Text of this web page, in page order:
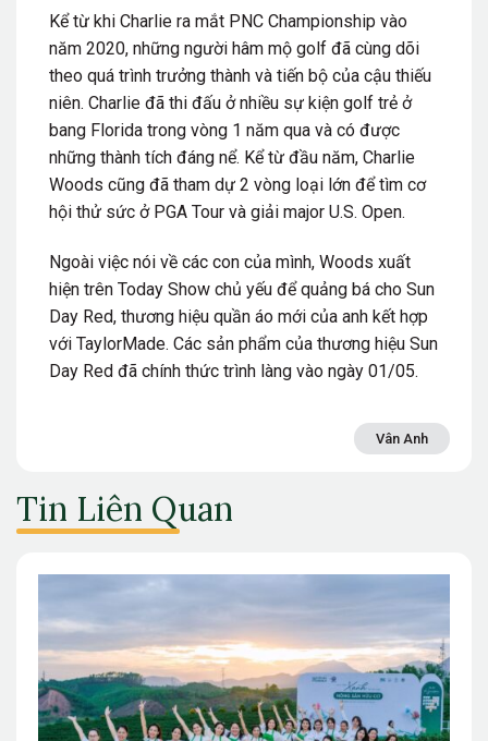
Kể từ khi Charlie ra mắt PNC Championship vào
năm 2020, những người hâm mộ golf đã cùng dõi
theo quá trình trưởng thành và tiến bộ của cậu thiếu
niên. Charlie đã thi đấu ở nhiều sự kiện golf trẻ ở
bang Florida trong vòng 1 năm qua và có được
những thành tích đáng nể. Kể từ đầu năm, Charlie
Woods cũng đã tham dự 2 vòng loại lớn để tìm cơ
hội thử sức ở PGA Tour và giải major U.S. Open.
Ngoài việc nói về các con của mình, Woods xuất
hiện trên Today Show chủ yếu để quảng bá cho Sun
Day Red, thương hiệu quần áo mới của anh kết hợp
với TaylorMade. Các sản phẩm của thương hiệu Sun
Day Red đã chính thức trình làng vào ngày 01/05.
Vân Anh
Tin Liên Quan